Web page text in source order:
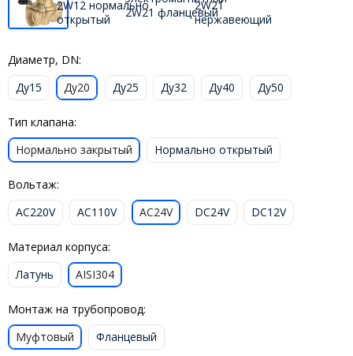
Диаметр, DN:
Ду15
Ду20 Ду25 Ду32 Ду40 Ду50
Тип клапана:
Нормально закрытый
Нормально открытый
Вольтаж:
AC220V
AC110V AC24V DC24V DC12V
Материал корпуса:
Латунь
AISI304
Монтаж на трубопровод:
Муфтовый
Фланцевый